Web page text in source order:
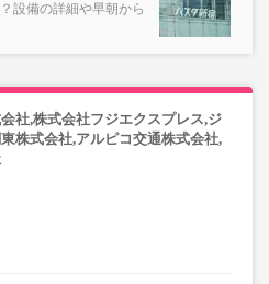
設備の詳細や早朝から
社,株式会社フジエクスプレス,ジ
株式会社,アルピコ交通株式会社,